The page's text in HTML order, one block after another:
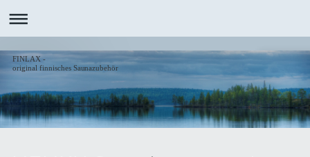
FINLAX -
original finnisches Saunazubehör